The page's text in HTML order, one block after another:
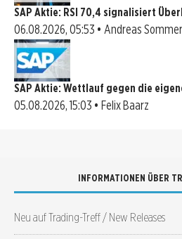
SAP Aktie: RSI 70,4 signalisiert
06.08.2026, 05:53 • Andreas Sommer
SAP Aktie: Wettlauf gegen die
05.08.2026, 15:03 • Felix Baarz
INFORMATIONEN ÜBER
Neu auf Trading-Treff / New Releases